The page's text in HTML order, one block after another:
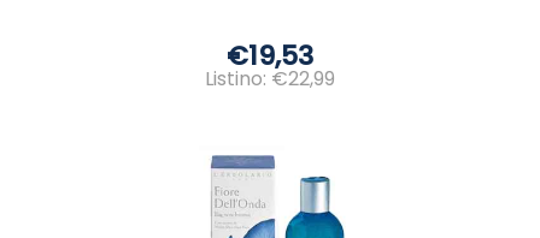
€19,53
Listino: €22,99